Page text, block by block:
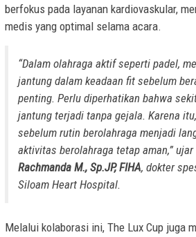
berfokus pada layanan kardiovaskular,
medis yang optimal selama acara.
“Dalam olahraga aktif seperti padel,
jantung dalam keadaan fit sebelum
penting. Perlu diperhatikan bahwa
jantung terjadi tanpa gejala. Karena
sebelum rutin berolahraga menjadi
aktivitas berolahraga tetap aman,” ujar
Rachmanda M., Sp.JP, FIHA, dokter
Siloam Heart Hospital.
Melalui kolaborasi ini, The Lux Cup juga